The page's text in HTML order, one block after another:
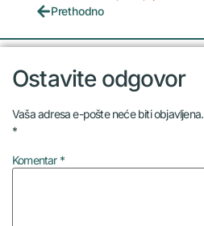
Prethodno
Ostavite odgovor
Vaša adresa e-pošte neće biti objavljena.
*
Komentar *